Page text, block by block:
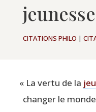
CITATIONS PHILO |
« La ver­tu de la
chan­ger le